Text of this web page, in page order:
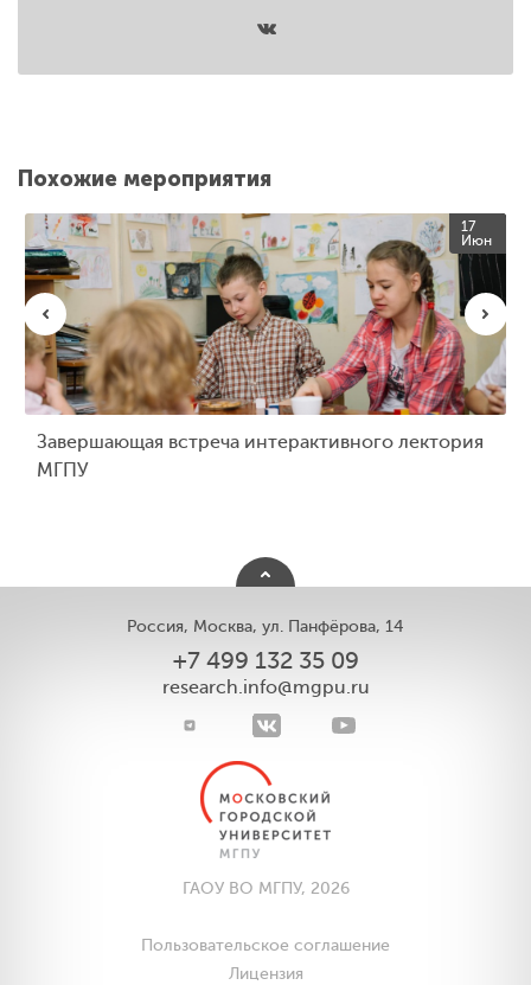
Похожие мероприятия
17
Июн
Завершающая встреча интерактивного лектория
МГПУ
Россия, Москва, ул. Панфёрова, 14
+7 499 132 35 09
research.info@mgpu.ru
ГАОУ ВО МГПУ, 2026
Пользовательское соглашение
Лицензия